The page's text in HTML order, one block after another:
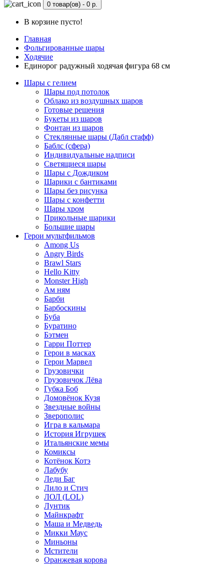
0 товар(ов) - 0 р.
В корзине пусто!
Главная
Фольгированные шары
Ходячие
Единорог радужный ходячая фигура 68 см
Шары с гелием
Шары под потолок
Облако из воздушных шаров
Готовые решения
Букеты из шаров
Фонтан из шаров
Стеклянные шары (Дабл стафф)
Баблс (сфера)
Индивидуальные надписи
Светящиеся шары
Шары с Дождиком
Шарики с бантиками
Шары без рисунка
Шары с конфетти
Шары хром
Прикольные шарики
Большие шары
Герои мультфильмов
Among Us
Angry Birds
Brawl Stars
Hello Kitty
Monster High
Ам ням
Барби
Барбоскины
Буба
Буратино
Бэтмен
Гарри Поттер
Герои в масках
Герои Марвел
Грузовички
Грузовичок Лёва
Губка Боб
Домовёнок Кузя
Звездные войны
Зверополис
Игра в кальмара
История Игрушек
Итальянские мемы
Комиксы
Котёнок Котэ
Лабубу
Леди Баг
Лило и Стич
ЛОЛ (LOL)
Лунтик
Майнкрафт
Маша и Медведь
Микки Маус
Миньоны
Мстители
Оранжевая корова